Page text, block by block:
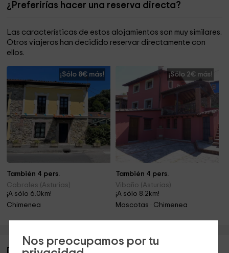
Nos preocupamos por tu
¿Preferirías hacer una reserva directa?
Las características de estos alojamientos son muy similares.
Otros viajeros han decidido reservar directamente con
ellos.
¡Sólo 8€ más!
También 4 pers.
Cabrales (Asturias)
¡A sólo 6.0km!
Chimenea
¡Sólo 2€ más!
También 4 pers.
Vibaño (Asturias)
¡A sólo 8.2km!
Mascotas · Chimenea